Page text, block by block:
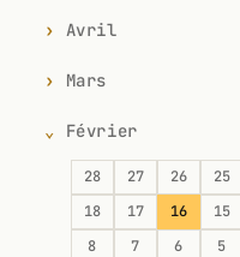
Avril
Mars
Février
28 27 26 25
18
17 16 15
8
7 6 5